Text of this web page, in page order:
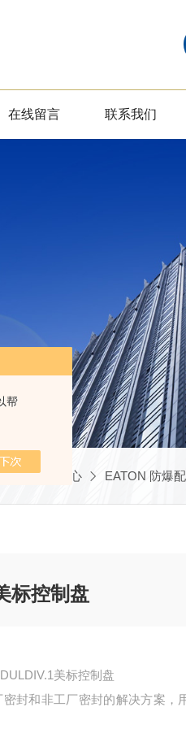
帮
在线留言 联系我们
产品中心 EATON 防爆
标控制盘
美标控制盘
封和非工厂密封的解决方案，